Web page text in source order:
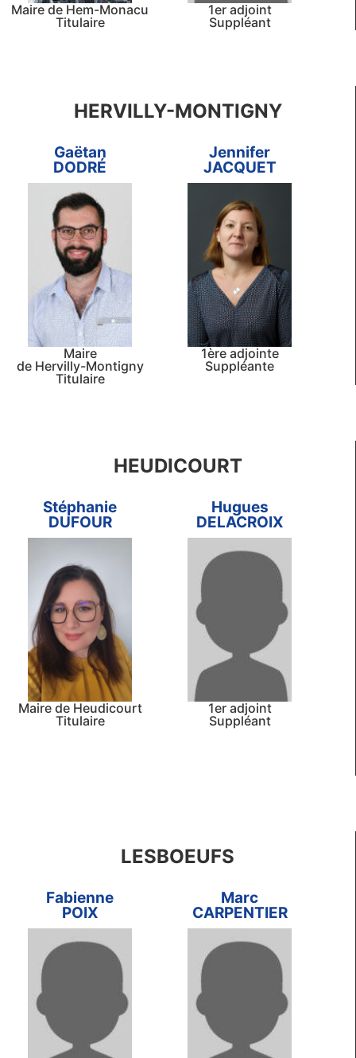
Maire de Hem-Monacu
Titulaire
1er adjoint
Suppléant
HERVILLY-MONTIGNY
Gaëtan
DODRÉ
Maire
de Hervilly-Montigny
Titulaire
Jennifer
JACQUET
1ère adjointe
Suppléante
HEUDICOURT
Stéphanie
DUFOUR
Maire de Heudicourt
Titulaire
Hugues
DELACROIX
1er adjoint
Suppléant
LESBOEUFS
Fabienne
POIX
Marc
CARPENTIER